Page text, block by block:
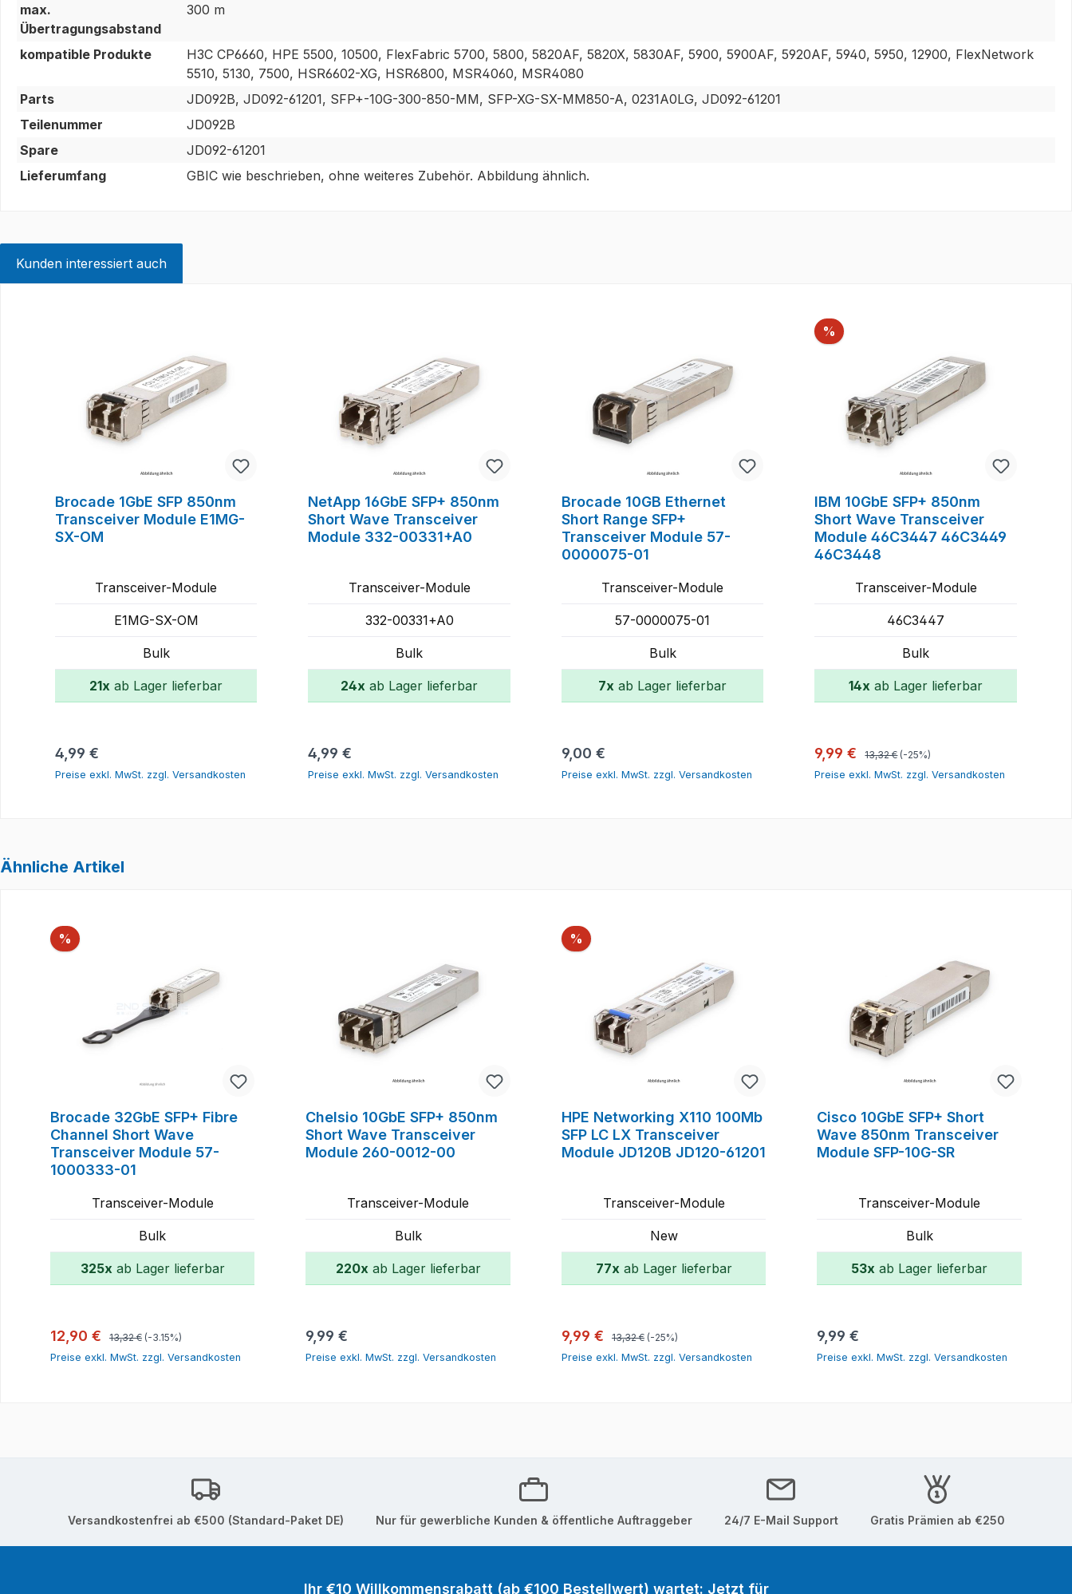
max.
Übertragungsabstand
300 m
kompatible Produkte
H3C CP6660, HPE 5500, 10500, FlexFabric 5700, 5800, 5820AF, 5820X, 5830AF, 5900, 5900AF, 5920AF, 5940, 5950, 12900, FlexNetwork
5510, 5130, 7500, HSR6602-XG, HSR6800, MSR4060, MSR4080
Parts
JD092B, JD092-61201, SFP+-10G-300-850-MM, SFP-XG-SX-MM850-A, 0231A0LG, JD092-61201
Teilenummer
JD092B
Spare
JD092-61201
Lieferumfang
GBIC wie beschrieben, ohne weiteres Zubehör. Abbildung ähnlich.
Kunden interessiert auch
Brocade 1GbE SFP 850nm
Transceiver Module E1MG-
SX-OM
Transceiver-Module
E1MG-SX-OM
Bulk
21x ab Lager lieferbar
Regulärer Preis:
4,99 €
Preise exkl. MwSt. zzgl. Versandkosten
NetApp 16GbE SFP+ 850nm
Short Wave Transceiver
Module 332-00331+A0
Transceiver-Module
332-00331+A0
Bulk
24x ab Lager lieferbar
Regulärer Preis:
4,99 €
Preise exkl. MwSt. zzgl. Versandkosten
Brocade 10GB Ethernet
Short Range SFP+
Transceiver Module 57-
0000075-01
Transceiver-Module
57-0000075-01
Bulk
7x ab Lager lieferbar
Regulärer Preis:
9,00 €
Preise exkl. MwSt. zzgl. Versandkosten
% Rabatt
IBM 10GbE SFP+ 850nm
Short Wave Transceiver
Module 46C3447 46C3449
46C3448
Transceiver-Module
46C3447
Bulk
14x ab Lager lieferbar
Verkaufspreis:
9,99 € Regulärer Preis:
13,32 € (-25%)
Preise exkl. MwSt. zzgl. Versandkosten
Ähnliche Artikel
% Rabatt
Brocade 32GbE SFP+ Fibre
Channel Short Wave
Transceiver Module 57-
1000333-01
Transceiver-Module
Bulk
325x ab Lager lieferbar
Verkaufspreis:
12,90 € Regulärer Preis:
13,32 € (-3.15%)
Preise exkl. MwSt. zzgl. Versandkosten
Chelsio 10GbE SFP+ 850nm
Short Wave Transceiver
Module 260-0012-00
Transceiver-Module
Bulk
220x ab Lager lieferbar
Regulärer Preis:
9,99 €
Preise exkl. MwSt. zzgl. Versandkosten
% Rabatt
HPE Networking X110 100Mb
SFP LC LX Transceiver
Module JD120B JD120-61201
Transceiver-Module
New
77x ab Lager lieferbar
Verkaufspreis:
9,99 € Regulärer Preis:
13,32 € (-25%)
Preise exkl. MwSt. zzgl. Versandkosten
Cisco 10GbE SFP+ Short
Wave 850nm Transceiver
Module SFP-10G-SR
Transceiver-Module
Bulk
53x ab Lager lieferbar
Regulärer Preis:
9,99 €
Preise exkl. MwSt. zzgl. Versandkosten
Versandkostenfrei ab €500 (Standard-Paket DE) Nur für gewerbliche Kunden & öffentliche Auftraggeber 24/7 E-Mail Support Gratis Prämien ab €250
Ihr €10 Willkommensrabatt (ab €100 Bestellwert) wartet: Jetzt für